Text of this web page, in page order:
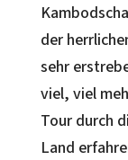
der
sehr
viel, viel
Tour durch
Land